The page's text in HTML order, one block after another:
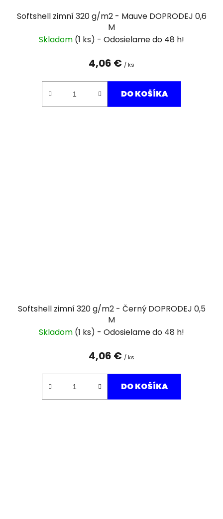
Softshell zimní 320 g/m2 - Mauve DOPRODEJ 0,6
M
Skladom (1 ks)
4,06 € / ks
DO KOŠÍKA
Softshell zimní 320 g/m2 - Černý DOPRODEJ 0,5
M
Skladom (1 ks)
4,06 € / ks
DO KOŠÍKA